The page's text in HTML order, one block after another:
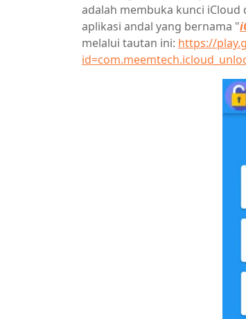
adalah membuka kunci
aplikasi andal yang bernama "
melalui tautan ini: https://